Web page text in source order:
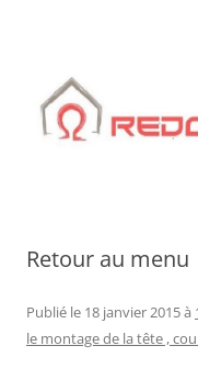
Retour au menu
Publié le 18 janvier 2015à
le montage de la tête ,